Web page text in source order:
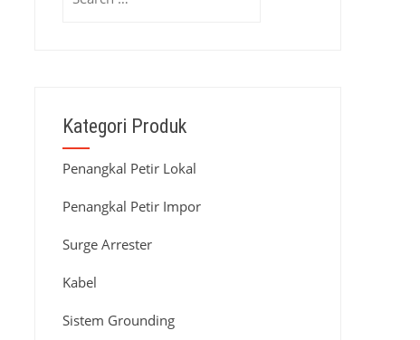
for:
Kategori Produk
Penangkal Petir Lokal
Penangkal Petir Impor
Surge Arrester
Kabel
Sistem Grounding